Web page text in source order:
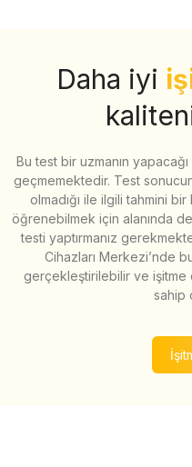
Daha iyi
Bu test bir uzmanın
geçmemektedir. Test
olmadığı ile ilgili tahmini
öğrenebilmek için alanında
testi yaptırmanız
Cihazları Merkezi’nde
gerçekleştirilebilir ve işitme
sahip